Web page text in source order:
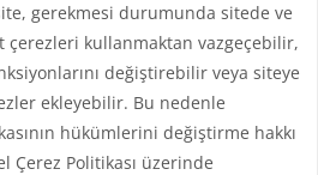
gerekmesi durumunda sitede ve
çerezleri kullanmaktan vazgeçebilir,
değiştirebilir veya siteye
ekleyebilir. Bu nedenle
hükümlerini değiştirme hakkı
Çerez Politikası üzerinde